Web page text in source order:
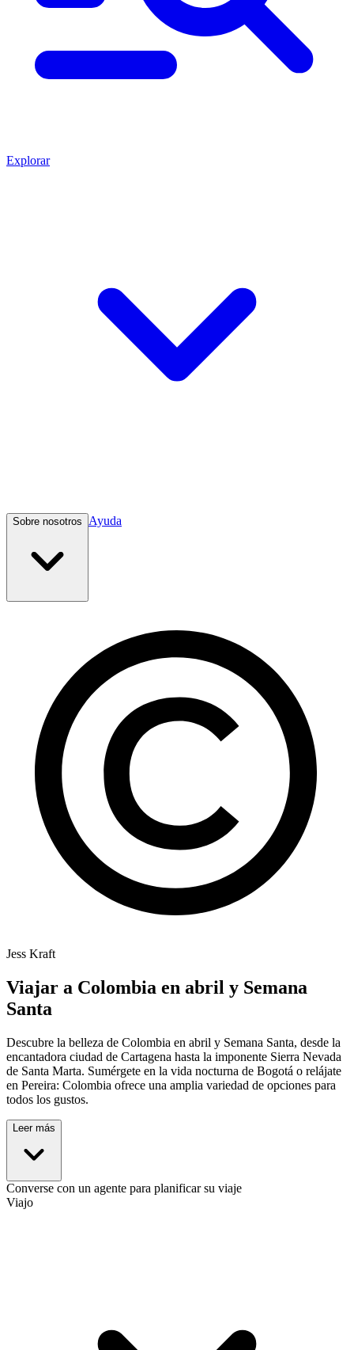
Explorar
Sobre nosotros Ayuda
Jess Kraft
Viajar a Colombia en abril y Semana
Santa
Descubre la belleza de Colombia en abril y Semana Santa, desde la
encantadora ciudad de Cartagena hasta la imponente Sierra Nevada
de Santa Marta. Sumérgete en la vida nocturna de Bogotá o relájate
en Pereira: Colombia ofrece una amplia variedad de opciones para
todos los gustos.
Leer más
Converse con un agente para planificar su viaje
Viajo